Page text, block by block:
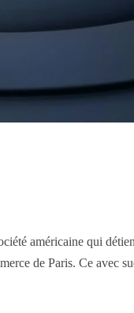
américaine qui
de Paris. Ce avec